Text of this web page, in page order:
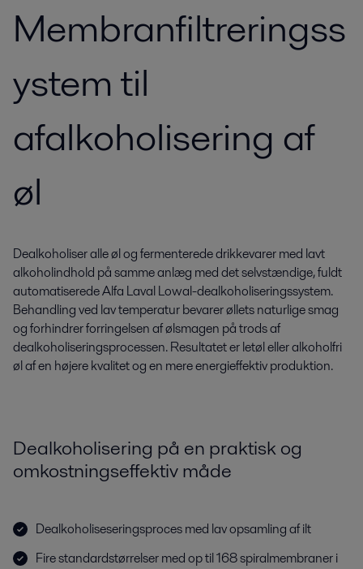
Membranfiltreringss
ystem til
afalkoholisering af
øl
Dealkoholiser alle øl og fermenterede drikkevarer med lavt
alkoholindhold på samme anlæg med det selvstændige, fuldt
automatiserede Alfa Laval Lowal-dealkoholiseringssystem.
Behandling ved lav temperatur bevarer øllets naturlige smag
og forhindrer forringelsen af ​​ølsmagen på trods af
dealkoholiseringsprocessen. Resultatet er letøl eller alkoholfri
øl af en højere kvalitet og en mere energieffektiv produktion.
Dealkoholisering på en praktisk og
omkostningseffektiv måde
Dealkoholiseseringsproces med lav opsamling af ilt
Fire standardstørrelser med op til 168 spiralmembraner i